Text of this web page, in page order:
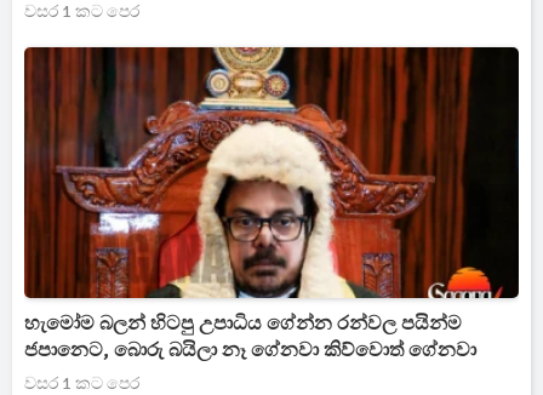
වසර 1 කට පෙර
හැමෝම බලන් හිටපු උපාධිය ගේන්න රන්වල පයින්ම
ජපානෙට, බොරු බයිලා නෑ ගේනවා කිව්වොත් ගේනවා
වසර 1 කට පෙර